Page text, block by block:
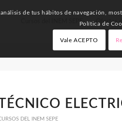
Cursos del INEM SEPE Ofertas
DEL INEM SEPE
de tus hábitos de navegación,
Política de
Vale ACEPTO